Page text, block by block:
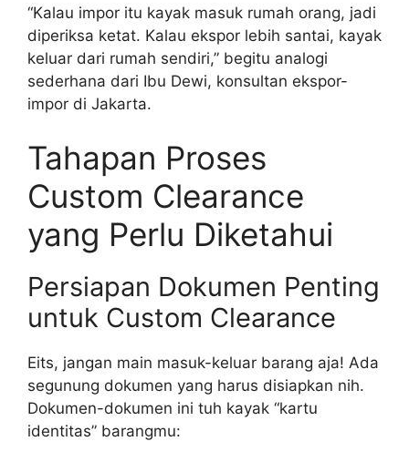
“Kalau impor itu kayak masuk rumah orang, jadi
diperiksa ketat. Kalau ekspor lebih santai, kayak
keluar dari rumah sendiri,” begitu analogi
sederhana dari Ibu Dewi, konsultan ekspor-
impor di Jakarta.
Tahapan Proses
Custom Clearance
yang Perlu Diketahui
Persiapan Dokumen Penting
untuk Custom Clearance
Eits, jangan main masuk-keluar barang aja! Ada
segunung dokumen yang harus disiapkan nih.
Dokumen-dokumen ini tuh kayak “kartu
identitas” barangmu: